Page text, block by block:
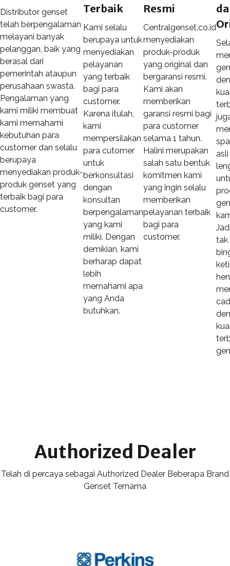
Distributor genset
telah berpengalaman
melayani banyak
pelanggan, baik yang
berasal dari
pemerintah ataupun
perusahaan swasta.
Pengalaman yang
kami miliki membuat
kami memahami
kebutuhan para
customer dan selalu
berupaya
menyediakan produk-
produk genset yang
terbaik bagi para
customer.
Terbaik
Kami selalu
berupaya untuk
menyediakan
pelayanan
yang terbaik
bagi para
customer.
Karena itulah,
kami
mempersilakan
para cutomer
untuk
berkonsultasi
dengan
konsultan
berpengalaman
yang kami
miliki. Dengan
demikian, kami
berharap dapat
lebih
memahami apa
yang Anda
butuhkan.
Resmi
Centralgenset.co.id
menyediakan
produk-produk
yang original dan
bergaransi resmi.
Kami akan
memberikan
garansi resmi bagi
para customer
selama 1 tahun.
Halini merupakan
salah satu bentuk
komitmen kami
yang ingin selalu
memberikan
pelayanan terbaik
bagi para
customer.
tak
Authorized Dealer
Telah di percaya sebagai Authorized Dealer Beberapa Brand
Genset Ternama